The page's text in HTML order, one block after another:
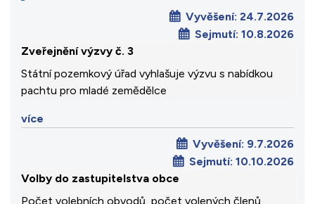
Vyvěšení: 24.7.2026
Sejmutí: 10.8.2026
Zveřejnění výzvy č. 3
Státní pozemkový úřad vyhlašuje výzvu s nabídkou
pachtu pro mladé zemědělce
více
Vyvěšení: 9.7.2026
Sejmutí: 10.10.2026
Volby do zastupitelstva obce
Počet volebních obvodů, počet volených členů